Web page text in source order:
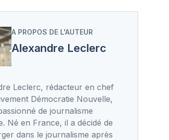
A PROPOS DE L'AUTEUR
Alexandre Leclerc
Leclerc, rédacteur en chef
Démocratie Nouvelle,
de journalisme
Né en France, il a décidé de
dans le journalisme après